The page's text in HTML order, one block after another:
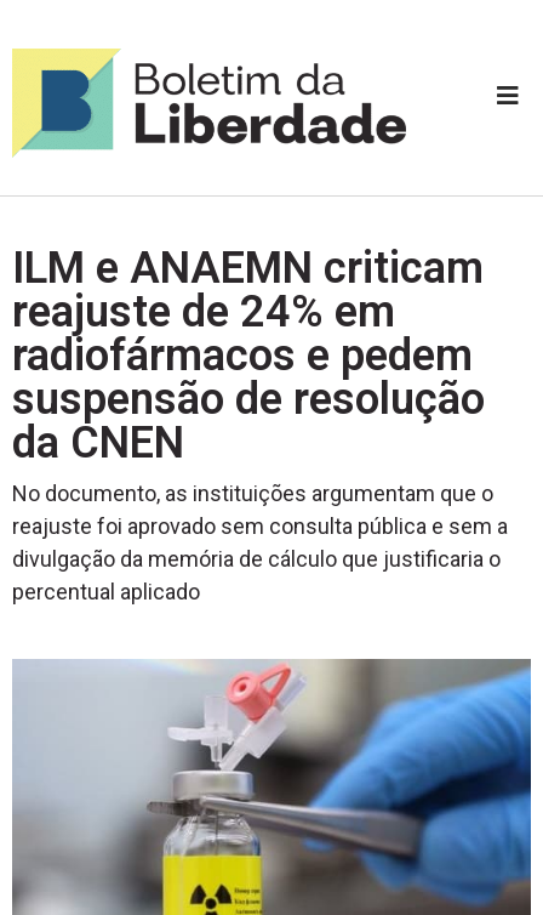
ILM e ANAEMN criticam
reajuste de 24% em
radiofármacos e pedem
suspensão de resolução
da CNEN
No documento, as instituições argumentam que o
reajuste foi aprovado sem consulta pública e sem a
divulgação da memória de cálculo que justificaria o
percentual aplicado